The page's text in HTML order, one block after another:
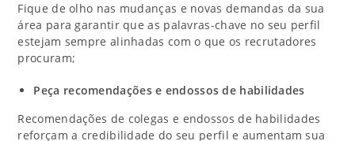
Fique de olho nas mudanças e novas demandas da sua
área para garantir que as palavras-chave no seu perfil
estejam sempre alinhadas com o que os recrutadores
procuram;
Peça recomendações e endossos de habilidades
Recomendações de colegas e endossos de habilidades
reforçam a credibilidade do seu perfil e aumentam sua